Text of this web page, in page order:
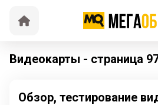
Видеокарты - страница
Обзор, тестирование